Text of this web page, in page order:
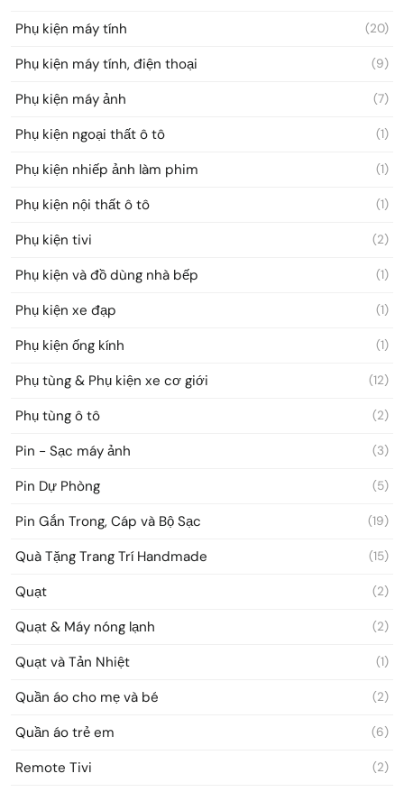
Phụ kiện máy tính (20)
Phụ kiện máy tính, điện thoại (9)
Phụ kiện máy ảnh (7)
Phụ kiện ngoại thất ô tô (1)
Phụ kiện nhiếp ảnh làm phim (1)
Phụ kiện nội thất ô tô (1)
Phụ kiện tivi (2)
Phụ kiện và đồ dùng nhà bếp (1)
Phụ kiện xe đạp (1)
Phụ kiện ống kính (1)
Phụ tùng & Phụ kiện xe cơ giới (12)
Phụ tùng ô tô (2)
Pin - Sạc máy ảnh (3)
Pin Dự Phòng (5)
Pin Gắn Trong, Cáp và Bộ Sạc (19)
Quà Tặng Trang Trí Handmade (15)
Quạt (2)
Quạt & Máy nóng lạnh (2)
Quạt và Tản Nhiệt (1)
Quần áo cho mẹ và bé (2)
Quần áo trẻ em (6)
Remote Tivi (2)